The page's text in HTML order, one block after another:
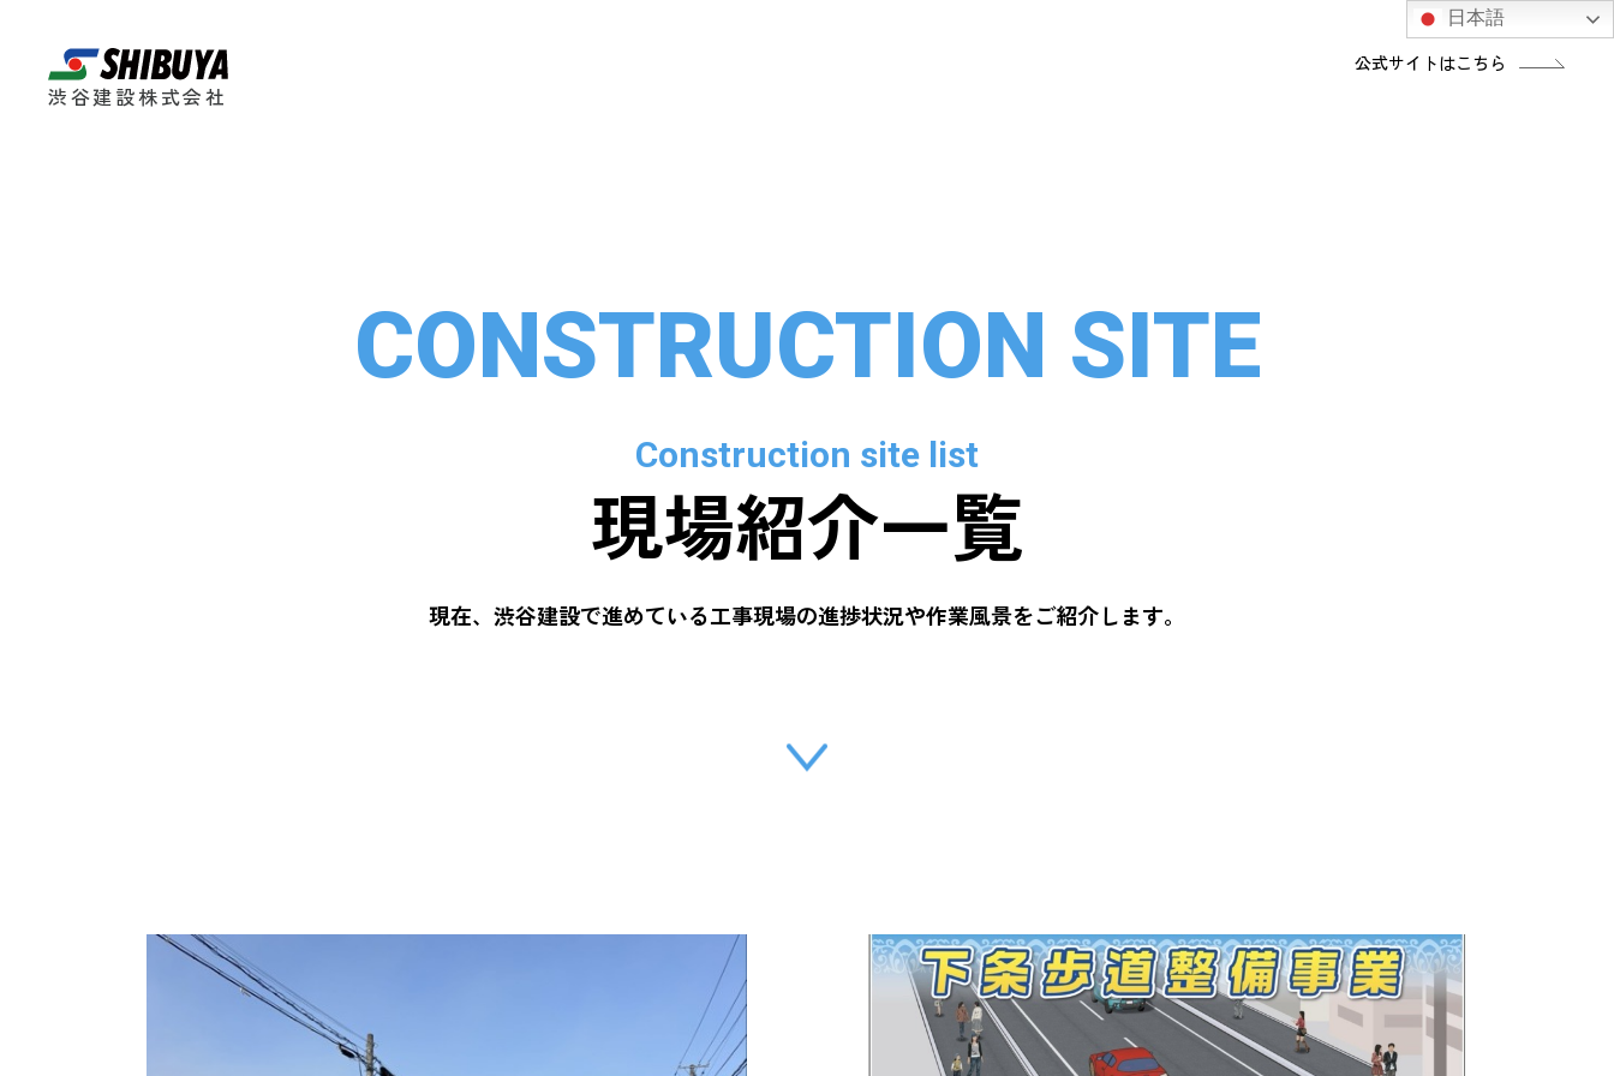
渋谷建設株式会社
公式サイトはこちら
CONSTRUCTION SITE
Construction site list
現場紹介一覧
現在、渋谷建設で進めている工事現場の進捗状況や作業風景をご紹介します。
日本語